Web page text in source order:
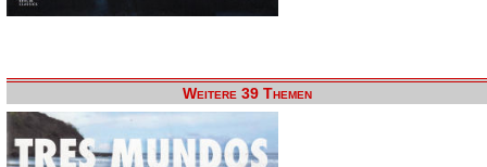
Weitere 39 Themen